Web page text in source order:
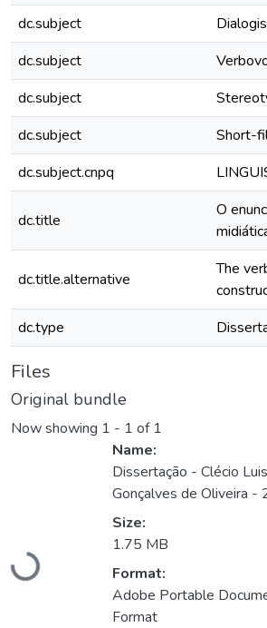
dc.subject
dc.subject
dc.subject
dc.subject
Short-
dc.subject.cnpq
dc.title
O
dc.title.alternative
The
dc.type
Files
Original bundle
Now showing 1 - 1 of 1
Loading...
Name:
Dissertação - Clécio Luis
Gonçalves de Oliveira -
Size:
1.75 MB
Format:
Adobe Portable
Format